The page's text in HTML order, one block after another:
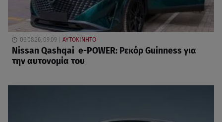
06.08.26, 09:09 ΑΥΤΟΚΙΝΗΤΟ
Nissan Qashqai e-POWER: Ρεκόρ Guinness για
την αυτονομία του